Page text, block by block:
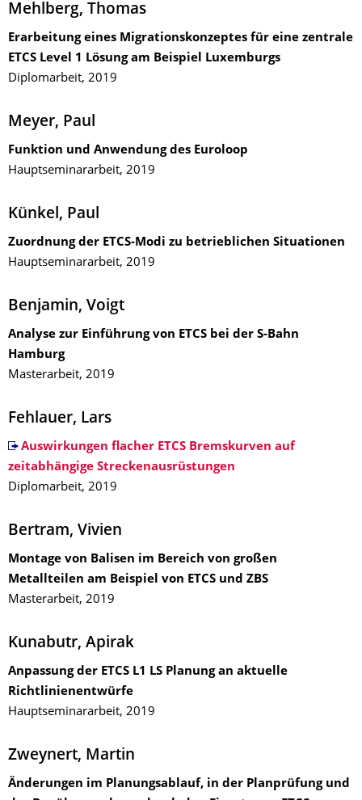
Mehlberg, Thomas
Erarbeitung eines Migrationskonzeptes für eine zentrale
ETCS Level 1 Lösung am Beispiel Luxemburgs
Diplomarbeit, 2019
Meyer, Paul
Funktion und Anwendung des Euroloop
Hauptseminararbeit, 2019
Künkel, Paul
Zuordnung der ETCS-Modi zu betrieblichen Situationen
Hauptseminararbeit, 2019
Benjamin, Voigt
Analyse zur Einführung von ETCS bei der S-Bahn
Hamburg
Masterarbeit, 2019
Fehlauer, Lars
Auswirkungen flacher ETCS Bremskurven auf
zeitabhängige Streckenausrüstungen
Diplomarbeit, 2019
Bertram, Vivien
Montage von Balisen im Bereich von großen
Metallteilen am Beispiel von ETCS und ZBS
Masterarbeit, 2019
Kunabutr, Apirak
Anpassung der ETCS L1 LS Planung an aktuelle
Richtlinienentwürfe
Hauptseminararbeit, 2019
Zweynert, Martin
Änderungen im Planungsablauf, in der Planprüfung und